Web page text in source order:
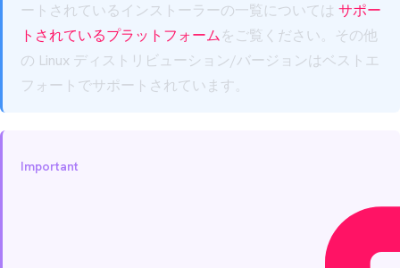
ートされているインストーラーの一覧については サポー
トされているプラットフォームをご覧ください。その他
の Linux ディストリビューション/バージョンはベストエ
フォートでサポートされています。
Important